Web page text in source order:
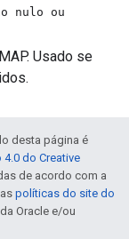
nulo ou
Usado se
desta página é
do Creative
de acordo com a
políticas do site do
Oracle e/ou